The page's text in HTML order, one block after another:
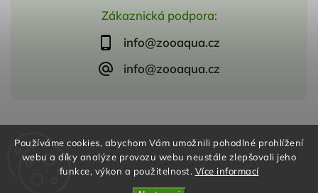
Používáme cookies, abychom Vám umožnili pohodlné prohlížení
webu a díky analýze provozu webu neustále zlepšovali jeho
funkce, výkon a použitelnost. Více informací
Zákaznická podpora:
info@zooaqua.cz
info@zooaqua.cz
VytvořilShoptet | DesignShoptak.cz